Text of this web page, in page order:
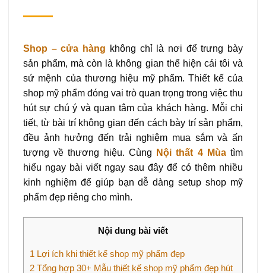
Shop – cửa hàng không chỉ là nơi để trưng bày
sản phẩm, mà còn là không gian thể hiện cái tôi và
sứ mệnh của thương hiệu mỹ phẩm. Thiết kế của
shop mỹ phẩm đóng vai trò quan trọng trong việc thu
hút sự chú ý và quan tâm của khách hàng. Mỗi chi
tiết, từ bài trí không gian đến cách bày trí sản phẩm,
đều ảnh hưởng đến trải nghiệm mua sắm và ấn
tượng về thương hiệu. Cùng
Nội thất 4 Mùatìm
hiểu ngay bài viết ngay sau đây để có thêm nhiều
kinh nghiệm để giúp bạn dễ dàng setup shop mỹ
phẩm đẹp riêng cho mình.
Nội dung bài viết
1 Lợi ích khi thiết kế shop mỹ phẩm đẹp
2 Tổng hợp 30+ Mẫu thiết kế shop mỹ phẩm đẹp hút